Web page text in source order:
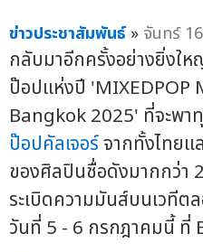
ข่าวประชาสัมพันธ์ » จันทร์
กลับมาอีกครั้งอย่างยิ่งให
ป๊อปแห่งปี 'MIXEDPOP
Bangkok 2025' ที่จะพา
ป๊อปคัลเจอร์จากทั้งไทยแ
ของศิลปินชื่อดังมากกว่า
ระเบิดความมันส์บนเวทีต
วันที่ 5 - 6 กรกฎาคมนี้ ที่